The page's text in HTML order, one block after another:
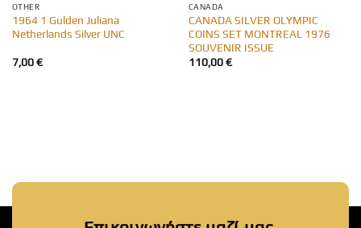
OTHER
1964 1 Gulden Juliana
Netherlands Silver UNC
7,00€
CANADA
CANADA SILVER OLYMPIC
COINS SET MONTREAL 1976
SOUVENIR ISSUE
110,00€